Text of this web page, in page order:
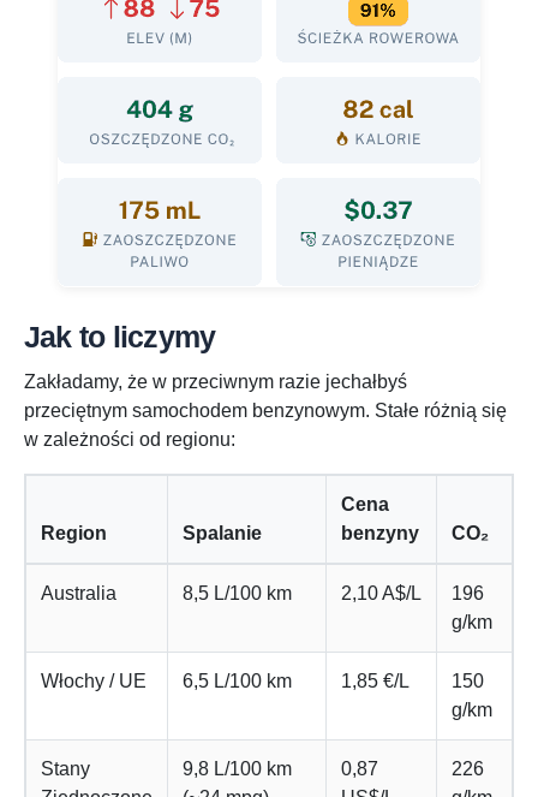
Jak to liczymy
Zakładamy, że w przeciwnym razie jechałbyś
przeciętnym samochodem benzynowym. Stałe różnią się
w zależności od regionu:
Region Spalanie
Cena
benzyny
CO₂
Australia 8,5 L/100 km 2,10 A$/L
196
g/km
Włochy / UE 6,5 L/100 km 1,85 €/L
150
g/km
Stany
9,8 L/100 km
0,87
226